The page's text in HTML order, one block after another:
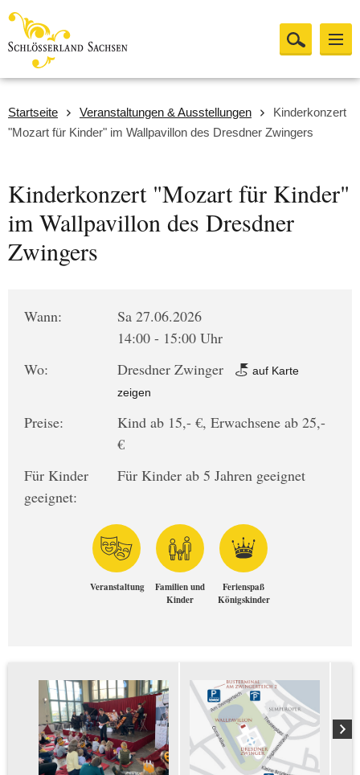
Startseite Veranstaltungen & Ausstellungen
Kinderkonzert
"Mozart für Kinder" im Wallpavillon des Dresdner Zwingers
Kinderkonzert "Mozart für Kinder"
im Wallpavillon des Dresdner
Zwingers
Wann:
Sa 27.06.2026
14:00 - 15:00 Uhr
Wo:
Dresdner Zwinger
auf Karte
zeigen
Preise:
Kind ab 15,- €, Erwachsene ab 25,-
€
Für Kinder
geeignet:
Für Kinder ab 5 Jahren geeignet
Veranstaltung
Familien und
Kinder
Ferienspaß
Königskinder